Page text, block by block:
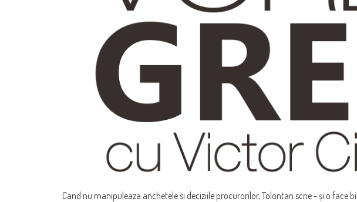
Cand nu manipuleaza anchetele si deciziile procurorilor, Tolontan scrie - și o face